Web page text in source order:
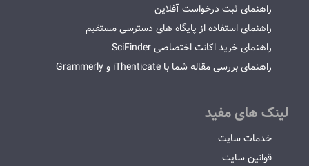
راهنمای ثبت درخواست آفلاین
راهنمای استفاده از پایگاه های دسترسی مستقیم
راهنمای خرید اکانت اختصاصی SciFinder
راهنمای بررسی مقاله شما با iThenticate و Grammerly
لینک های مفید
خدمات سایت
قوانین سایت